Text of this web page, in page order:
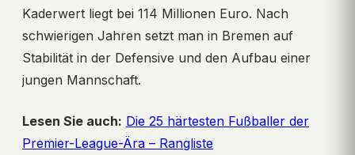
Kaderwert liegt bei 114 Millionen Euro. Nach
schwierigen Jahren setzt man in Bremen auf
Stabilität in der Defensive und den Aufbau einer
jungen Mannschaft.
Lesen Sie auch: Die 25 härtesten Fußballer der
Premier-League-Ära – Rangliste